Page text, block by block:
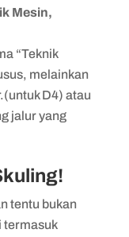
Mesin,
“Teknik
melainkan
D4) atau
jalur yang
tentu bukan
termasuk